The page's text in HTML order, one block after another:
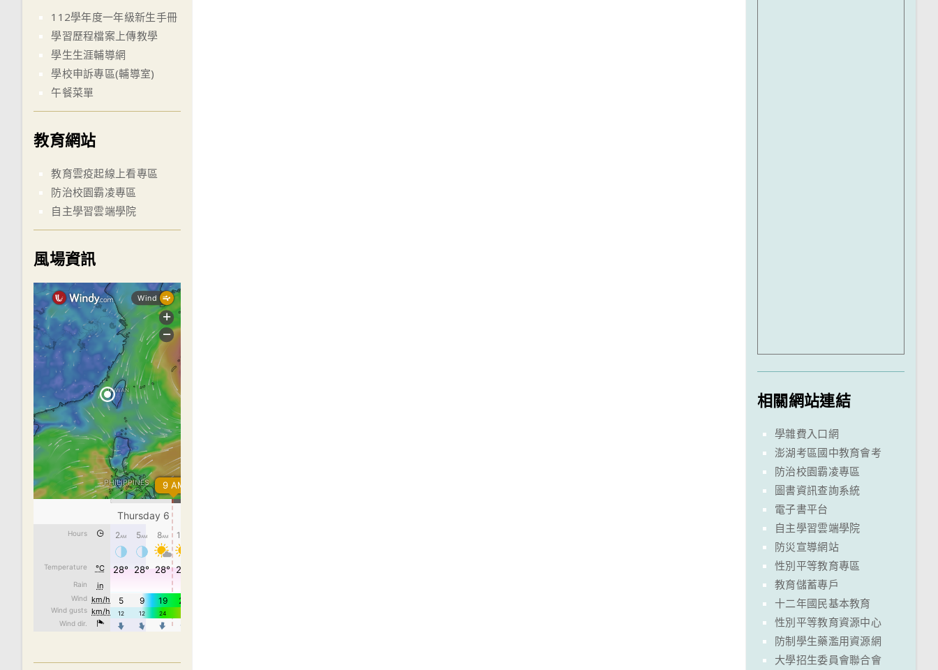
112學年度一年級新生手冊
學習歷程檔案上傳教學
學生生涯輔導網
學校申訴專區(輔導室)
午餐菜單
教育網站
教育雲疫起線上看專區
防治校園霸凌專區
自主學習雲端學院
風場資訊
相關網站連結
學雜費入口網
澎湖考區國中教育會考
防治校園霸凌專區
圖書資訊查詢系統
電子書平台
自主學習雲端學院
防災宣導網站
性別平等教育專區
教育儲蓄專戶
十二年國民基本教育
性別平等教育資源中心
防制學生藥濫用資源網
大學招生委員會聯合會